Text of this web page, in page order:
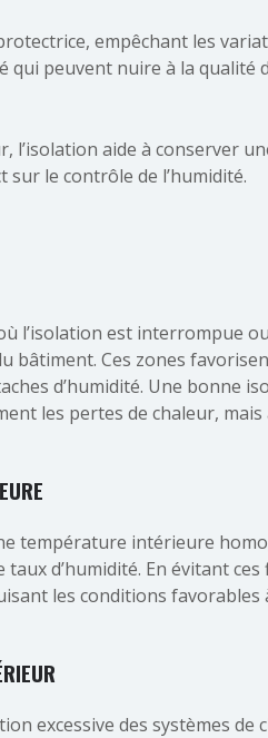
empêchant les
qui peuvent nuire à la qualité
l’isolation aide à conserver
sur le contrôle de l’humidité.
l’isolation est interrompue
bâtiment. Ces zones
d’humidité. Une bonne
les pertes de chaleur,
température intérieure
d’humidité. En évitant
les conditions
excessive des systèmes de